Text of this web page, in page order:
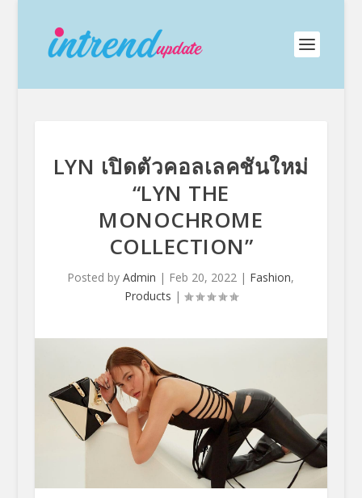
LYN เปิดตัวคอลเลคชันใหม่
“LYN THE
MONOCHROME
COLLECTION”
Posted byAdmin | Feb 20, 2022 | Fashion,
Products |